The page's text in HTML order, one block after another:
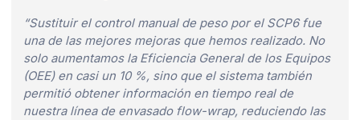
“Sustituir el control manual de peso por el SCP6 fue
una de las mejores mejoras que hemos realizado. No
solo aumentamos la Eficiencia General de los Equipos
(OEE) en casi un 10 %, sino que el sistema también
permitió obtener información en tiempo real de
nuestra línea de envasado flow-wrap, reduciendo las